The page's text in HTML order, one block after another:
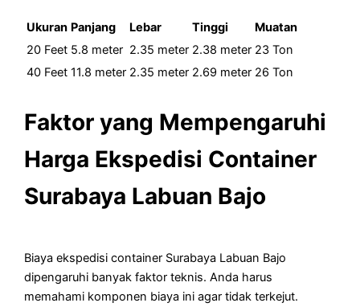
Ukuran Panjang Lebar Tinggi
Muatan
20 Feet 5.8 meter 2.35 meter 2.38 meter 23 Ton
40 Feet 11.8 meter 2.35 meter 2.69 meter 26 Ton
Faktor yang Mempengaruhi
Harga Ekspedisi Container
Surabaya Labuan Bajo
Biaya ekspedisi container Surabaya Labuan Bajo
dipengaruhi banyak faktor teknis. Anda harus
memahami komponen biaya ini agar tidak terkejut.